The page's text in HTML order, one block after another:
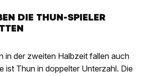
DIE THUN-SPIELER
in der zweiten Halbzeit fallen auch
ist Thun in doppelter Unterzahl. Die